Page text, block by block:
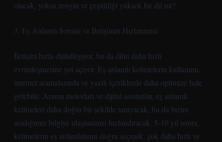
olacak, yoksa zengin ve çeşitliliği yüksek bir dil mi?
3. Eş Anlamlı Sorusu ve İletişimin Hızlanması
İletişim hızla dijitalleşiyor, bu da dilin daha hızlı
evrimleşmesine yol açıyor. Eş anlamlı kelimelerin kullanımı,
internet aramalarında ve yazılı içeriklerde daha optimize hale
gelebilir. Arama motorları ve dijital asistanlar, eş anlamlı
kelimeleri daha doğru bir şekilde tanıyacak, bu da bizim
aradığımız bilgiye ulaşmamızı hızlandıracak. 5-10 yıl sonra,
kelimelerin eş anlamlılarını doğru seçmek, çok daha hızlı ve